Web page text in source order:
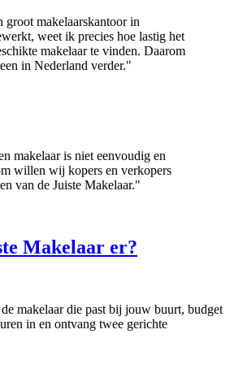
makelaarskantoor in
weet ik precies hoe lastig het
makelaar te vinden. Daarom
in Nederland verder."
makelaar is niet eenvoudig en
willen wij kopers en verkopers
van de Juiste Makelaar."
Makelaar er?
makelaar die past bij jouw buurt, budget
in en ontvang twee gerichte